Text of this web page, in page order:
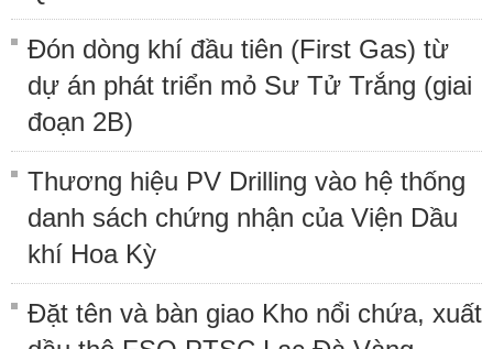
Đón dòng khí đầu tiên (First Gas) từ
dự án phát triển mỏ Sư Tử Trắng (giai
đoạn 2B)
Thương hiệu PV Drilling vào hệ thống
danh sách chứng nhận của Viện Dầu
khí Hoa Kỳ
Đặt tên và bàn giao Kho nổi chứa, xuất